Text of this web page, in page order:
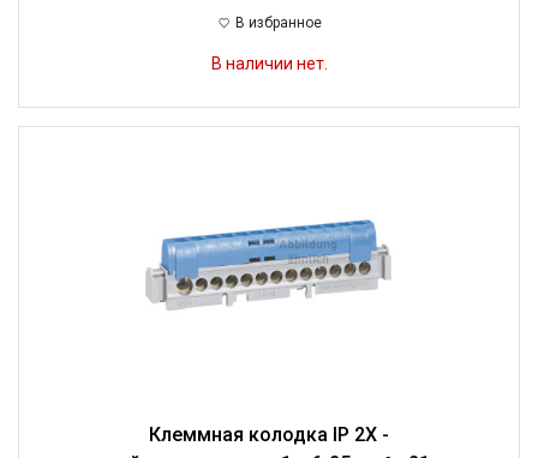
В избранное
В наличии нет.
Клеммная колодка IP 2X -